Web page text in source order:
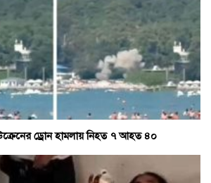
ড্রোন হামলায় নিহত ৭ আহত ৪০